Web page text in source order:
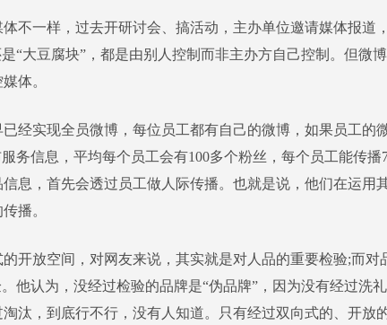
一样，过去开研讨会、搞活动，主办单位邀请媒体报道
“大豆腐块”，都是由别人控制而非主办方自己控制。但微
体。
实现全员微博，每位员工都有自己的微博，如果员工的
务信息，平均每个员工会有100多个粉丝，每个员工能传播
息，首先会透过员工做人际传播。也就是说，他们在运用
播。
放空间，对网友来说，其实就是对人品的重要检验;而对
他认为，没经过检验的品牌是“伪品牌”，因为没有经过洗
汰，到底行不行，没有人知道。只有经过双向式的、开放